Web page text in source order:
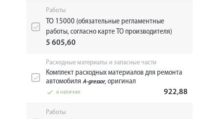
Работы
ТО 15000 (обязательные регламентные
работы, согласно карте ТО производителя)
5 605,60
Расходные материалы и запасные части
Комплект расходных материалов для ремонта
автомобиля A-gressor, оригинал
в наличии 922,88
Работы